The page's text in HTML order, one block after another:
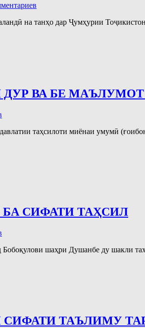
на танҳо дар Ҷумҳурии
ДУР ВА БЕ
таҳсилоти миёнаи умумӣ
СИФАТИ ТАҲСИЛ
шаҳри Душанбе ду шакли
СИФАТИ ТАЪЛИМУ